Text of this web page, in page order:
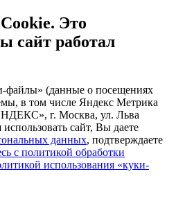
Это
сайт работал
файлы» (данные о посещениях
в том числе Яндекс Метрика
г. Москва, ул. Льва
сайт, Вы даете
данных, подтверждаете
с политикой обработки
использования «куки-